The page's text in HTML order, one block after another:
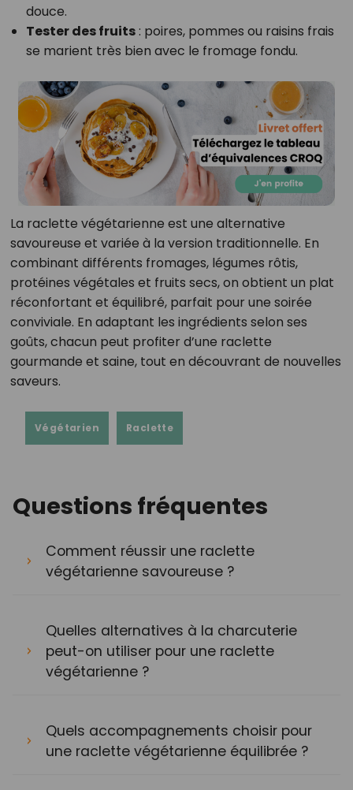
douce.
Tester des fruits: poires, pommes ou raisins frais
se marient très bien avec le fromage fondu.
La raclette végétarienne est une alternative
savoureuse et variée à la version traditionnelle. En
combinant différents fromages, légumes rôtis,
protéines végétales et fruits secs, on obtient un plat
réconfortant et équilibré, parfait pour une soirée
conviviale. En adaptant les ingrédients selon ses
goûts, chacun peut profiter d’une raclette
gourmande et saine, tout en découvrant de nouvelles
saveurs.
Végétarien Raclette
Questions fréquentes
Comment réussir une raclette
végétarienne savoureuse ?
Quelles alternatives à la charcuterie
peut-on utiliser pour une raclette
végétarienne ?
Quels accompagnements choisir pour
une raclette végétarienne équilibrée ?